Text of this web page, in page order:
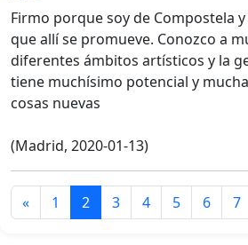
Firmo porque soy de Compostela
que allí se promueve. Conozco a
diferentes ámbitos artísticos y la
tiene muchísimo potencial y
cosas nuevas
(Madrid, 2020-01-13)
« 1 2 3 4 5 6 7